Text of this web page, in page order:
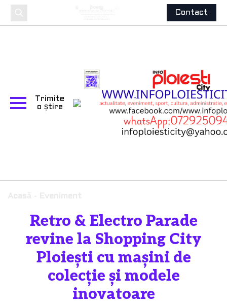
Search
Contact
Trimite
o știre
-
Retro & Electro Parade
revine la Shopping City
Ploiești cu mașini de
colecție și modele
inovatoare